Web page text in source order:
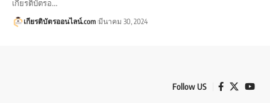
เกียรติบัตรอ…
เกียรติบัตรออนไลน์.com มีนาคม 30, 2024
Follow US